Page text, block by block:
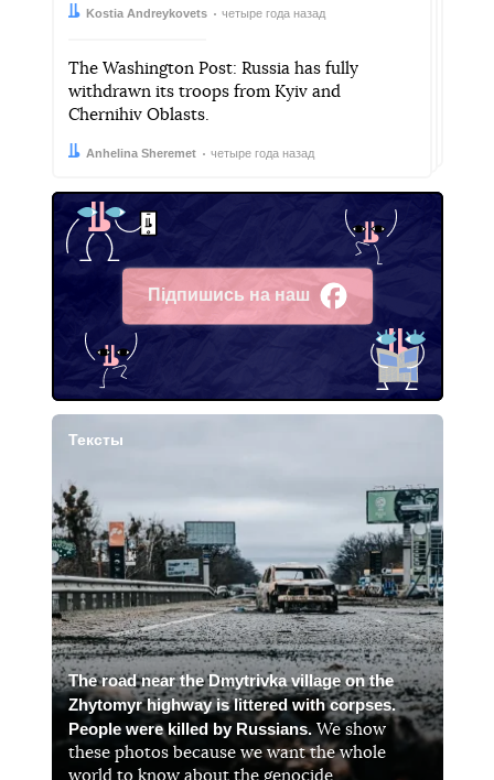
Автор:
Kostia Andreykovets
Дата: четыре года назад
The Washington Post: Russia has fully
withdrawn its troops from Kyiv and
Chernihiv Oblasts.
Автор:Anhelina Sheremet
Дата: четыре года назад
Підпишись на наш
Facebook
Тексты
The road near the Dmytrivka village on the
Zhytomyr highway is littered with corpses.
People were killed by Russians.We show
these photos because we want the whole
world to know about the genocide